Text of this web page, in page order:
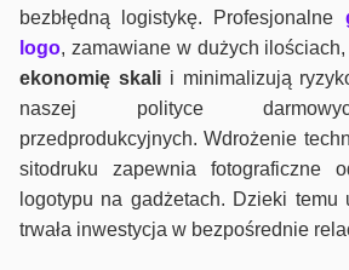
bezbłędną logistykę. Profesjonalne
logo, zamawiane w dużych
ekonomię skalii minimalizują
naszej polityce
przedprodukcyjnych. Wdrożenie
sitodruku zapewnia fotograficzne
logotypu na gadżetach. Dzieki temu
trwała inwestycja w bezpośrednie